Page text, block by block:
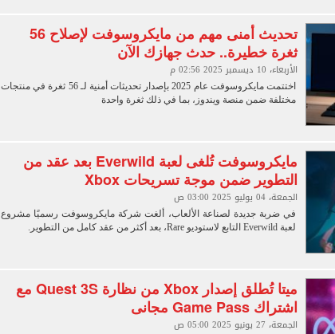
تحديث أمنى مهم من مايكروسوفت لإصلاح 56
ثغرة خطيرة.. حدث جهازك الآن
الأربعاء، 10 ديسمبر 2025 02:56 م
اختتمت مايكروسوفت عام 2025 بإصدار تحديثات أمنية لـ 56 ثغرة في منتجات
مختلفة ضمن منصة ويندوز، بما في ذلك ثغرة واحدة
مايكروسوفت تُلغى لعبة Everwild بعد عقد من
التطوير ضمن موجة تسريحات Xbox
الجمعة، 04 يوليو 2025 03:00 ص
في ضربة جديدة لصناعة الألعاب، ألغت شركة مايكروسوفت رسميًا مشروع
لعبة Everwild التابع لاستوديو Rare، بعد أكثر من عقد كامل من التطوير.
ميتا تُطلق إصدار Xbox من نظارة Quest 3S مع
اشتراك Game Pass مجانى
الجمعة، 27 يونيو 2025 05:00 ص